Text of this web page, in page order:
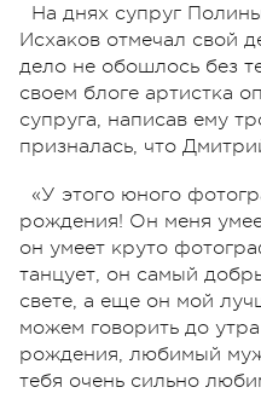
На днях супруг
Исхаков отмечал свой
дело не обошлось без
своем блоге артистка
супруга, написав ему
призналась, что
«У этого юного
рождения! Он меня
он умеет круто
танцует, он самый
свете, а еще он мой
можем говорить до
рождения, любимый
тебя очень сильно